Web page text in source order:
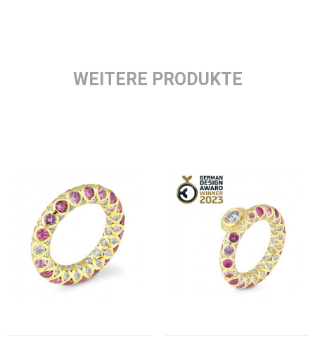
WEITERE PRODUKTE